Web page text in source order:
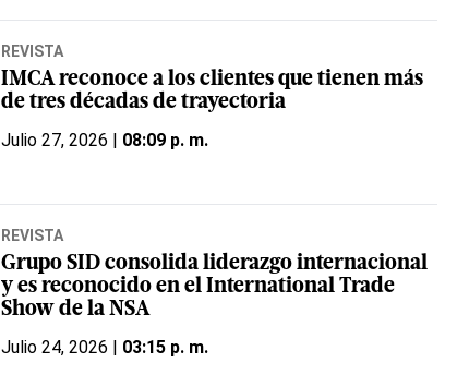
REVISTA
IMCA reconoce a los clientes que tienen más
de tres décadas de trayectoria
Julio 27, 2026 | 08:09 p. m.
REVISTA
Grupo SID consolida liderazgo internacional
y es reconocido en el International Trade
Show de la NSA
Julio 24, 2026 | 03:15 p. m.